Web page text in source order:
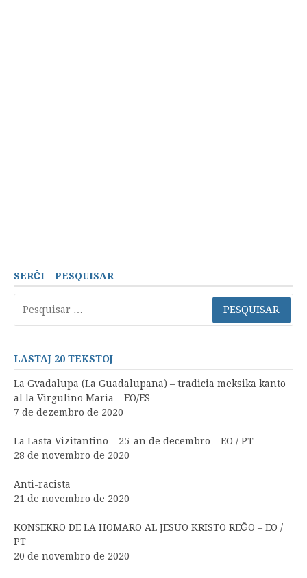
SERĈI – PESQUISAR
por:
LASTAJ 20 TEKSTOJ
La Gvadalupa (La Guadalupana) – tradicia meksika kanto
al la Virgulino Maria – EO/ES
7 de dezembro de 2020
La Lasta Vizitantino – 25-an de decembro – EO / PT
28 de novembro de 2020
Anti-racista
21 de novembro de 2020
KONSEKRO DE LA HOMARO AL JESUO KRISTO REĜO – EO /
PT
20 de novembro de 2020